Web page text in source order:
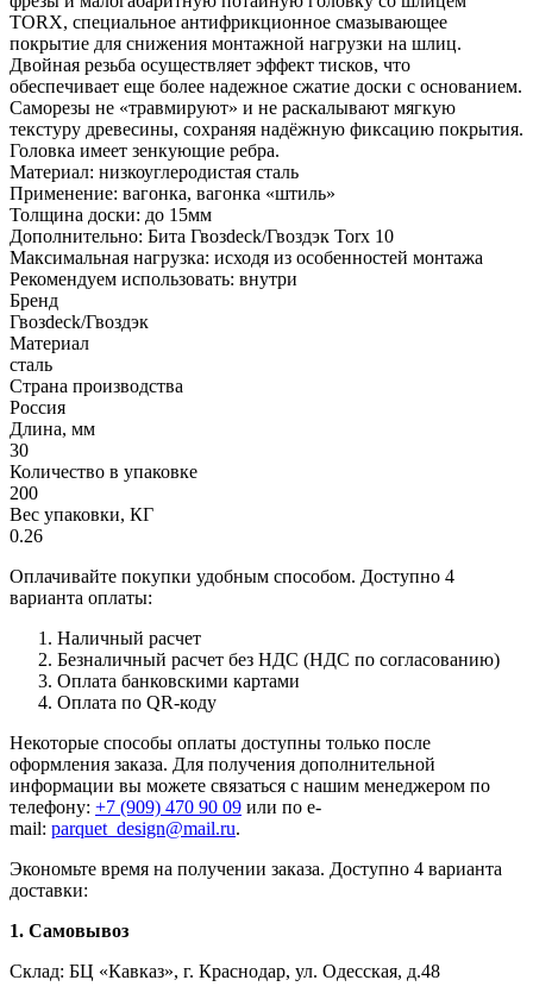
TORX, специальное антифрикционное смазывающее
покрытие для снижения монтажной нагрузки на шлиц.
Двойная резьба осуществляет эффект тисков, что
обеспечивает еще более надежное сжатие доски с основанием.
Саморезы не «травмируют» и не раскалывают мягкую
текстуру древесины, сохраняя надёжную фиксацию покрытия.
Головка имеет зенкующие ребра.
Материал: низкоуглеродистая сталь
Применение: вагонка, вагонка «штиль»
Толщина доски: до 15мм
Дополнительно: Бита Гвозdeck/Гвоздэк Torx 10
Максимальная нагрузка: исходя из особенностей монтажа
Рекомендуем использовать: внутри
Бренд
Гвозdeck/Гвоздэк
Материал
сталь
Страна производства
Россия
Длина, мм
30
Количество в упаковке
200
Вес упаковки, КГ
0.26
Оплачивайте покупки удобным способом. Доступно 4
варианта оплаты:
Наличный расчет
Безналичный расчет без НДС (НДС по согласованию)
Оплата банковскими картами
Оплата по QR-коду
Некоторые способы оплаты доступны только после
оформления заказа. Для получения дополнительной
информации вы можете связаться с нашим менеджером по
телефону: +7 (909) 470 90 09 или по e-
mail: parquet_design@mail.ru.
Экономьте время на получении заказа. Доступно 4 варианта
доставки:
1. Самовывоз
Склад: БЦ «Кавказ», г. Краснодар, ул. Одесская, д.48